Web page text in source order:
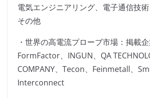
電気エンジニアリング、電子通信技術
その他
・世界の高電流プローブ市場：掲載
FormFactor、INGUN、QA
COMPANY、Tecon、Feinmetall、
Interconnect